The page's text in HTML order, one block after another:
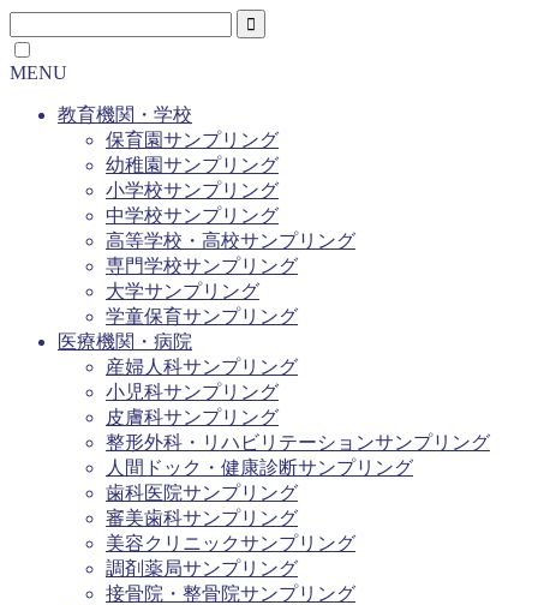
MENU
教育機関・学校
保育園サンプリング
幼稚園サンプリング
小学校サンプリング
中学校サンプリング
高等学校・高校サンプリング
専門学校サンプリング
大学サンプリング
学童保育サンプリング
医療機関・病院
産婦人科サンプリング
小児科サンプリング
皮膚科サンプリング
整形外科・リハビリテーションサンプリング
人間ドック・健康診断サンプリング
歯科医院サンプリング
審美歯科サンプリング
美容クリニックサンプリング
調剤薬局サンプリング
接骨院・整骨院サンプリング